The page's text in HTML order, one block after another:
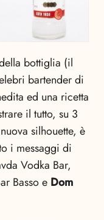
bottiglia (il
bartender di
ed una ricetta
il tutto, su 3
silhouette, è
i messaggi di
Vodka Bar,
Basso e Dom